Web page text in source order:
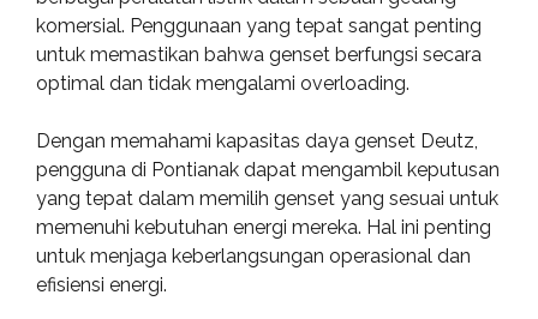
komersial. Penggunaan yang tepat sangat penting
untuk memastikan bahwa genset berfungsi secara
optimal dan tidak mengalami overloading.
Dengan memahami kapasitas daya genset Deutz,
pengguna di Pontianak dapat mengambil keputusan
yang tepat dalam memilih genset yang sesuai untuk
memenuhi kebutuhan energi mereka. Hal ini penting
untuk menjaga keberlangsungan operasional dan
efisiensi energi.